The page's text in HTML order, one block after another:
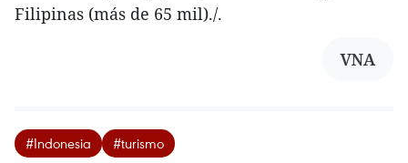
Filipinas (más de 65 mil)./.
VNA
#Indonesia #turismo